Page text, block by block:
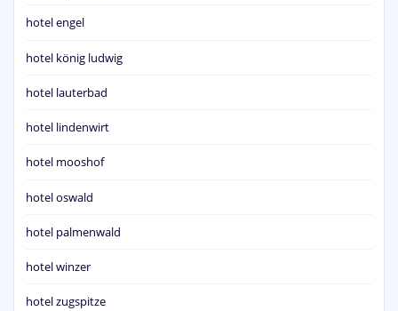
hotel engel
hotel könig ludwig
hotel lauterbad
hotel lindenwirt
hotel mooshof
hotel oswald
hotel palmenwald
hotel winzer
hotel zugspitze